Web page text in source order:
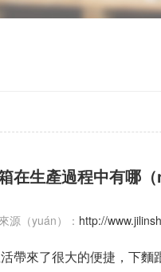
在生產過程中有哪
來源（yuán）： http://
帶來了很大的便捷，下麵